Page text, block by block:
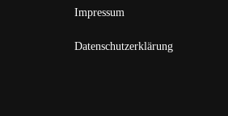
Impressum
Datenschutzerklärung